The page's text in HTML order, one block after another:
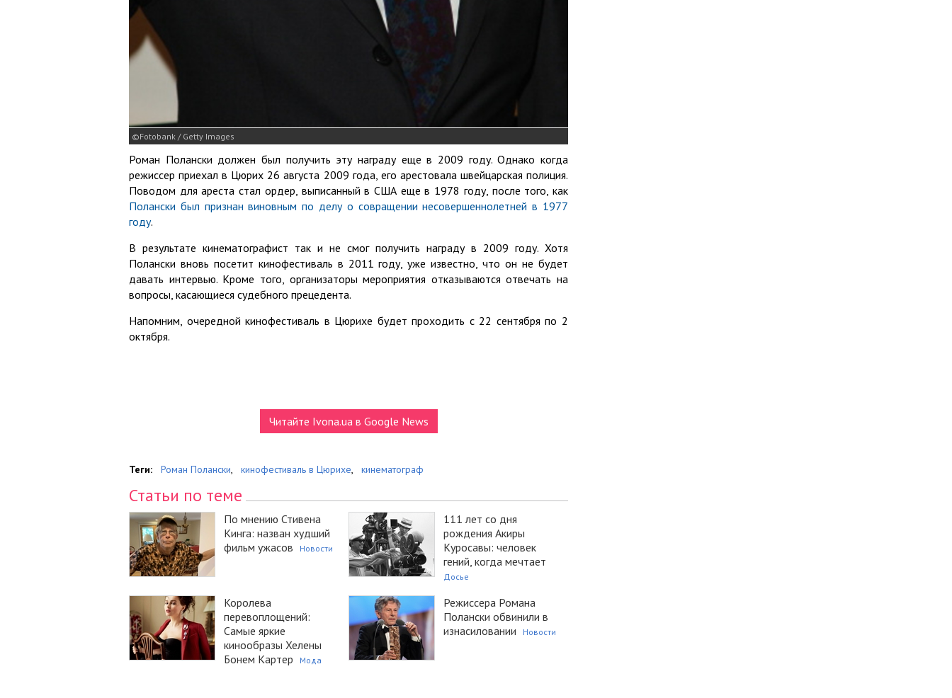
Fotobank / Getty Images
Роман Полански должен был получить эту награду еще в 2009 году. Однако когда
режиссер приехал в Цюрих 26 августа 2009 года, его арестовала швейцарская полиция.
Поводом для ареста стал ордер, выписанный в США еще в 1978 году, после того, как
Полански был признан виновным по делу о совращении несовершеннолетней в 1977
году.
В результате кинематографист так и не смог получить награду в 2009 году. Хотя
Полански вновь посетит кинофестиваль в 2011 году, уже известно, что он не будет
давать интервью. Кроме того, организаторы мероприятия отказываются отвечать на
вопросы, касающиеся судебного прецедента.
Напомним, очередной кинофестиваль в Цюрихе будет проходить с 22 сентября по 2
октября.
Читайте Ivona.ua в Google News
Теги: Роман Полански, кинофестиваль в Цюрихе, кинематограф
Статьи по теме
По мнению Стивена
Кинга: назван худший
фильм ужасов
Новости
111 лет со дня
рождения Акиры
Куросавы: человек
гений, когда мечтает
Досье
Королева
перевоплощений:
Самые яркие
кинообразы Хелены
Бонем Картер
Мода
Режиссера Романа
Полански обвинили в
изнасиловании
Новости